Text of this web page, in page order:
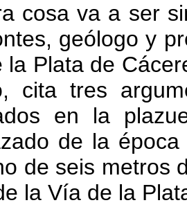
cosa va a ser
geólogo y
la Plata de
cita tres
en la
de la
de seis metros
la Vía de la